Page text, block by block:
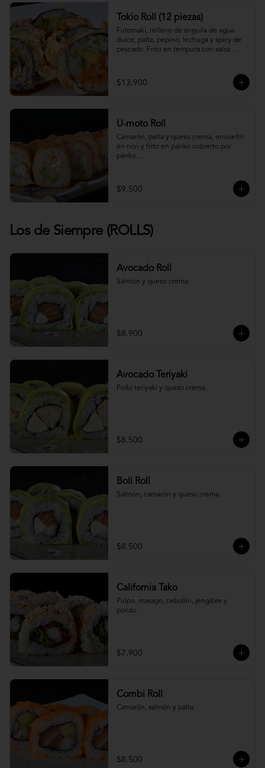
Tokio Roll (12 piezas)
Futomaki, relleno de anguila de agua
dulce, palta, pepino, lechuga y spicy de
pescado. Frito en tempura con salsa
$13.900
U-moto Roll
Camarón, palta y queso crema, envuelto
en nori y frito en panko cubierto por
panko.
$9.500
Los de Siempre (ROLLS)
Avocado Roll
Salmón y queso crema.
$8.900
Avocado Teriyaki
Pollo teriyaki y queso crema.
$8.500
Boli Roll
Salmón, camarón y queso crema.
$8.500
California Tako
Pulpo, masago, cebollín, jengibre y
ponzu.
$7.900
Combi Roll
Camarón, salmón y palta.
$8.500